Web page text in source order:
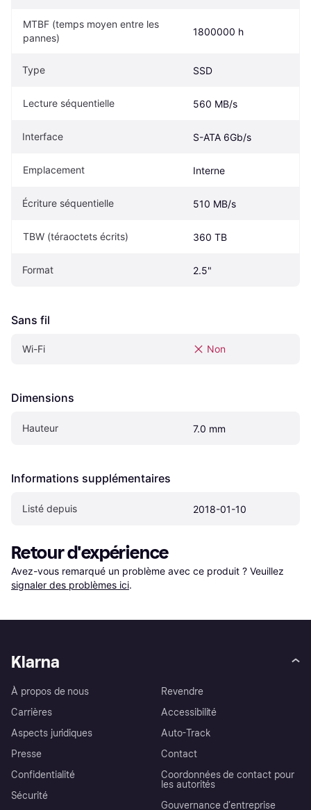
MTBF (temps moyen entre les
pannes)
1800000 h
Type SSD
Lecture séquentielle 560 MB/s
Interface S-ATA 6Gb/s
Emplacement Interne
Écriture séquentielle 510 MB/s
TBW (téraoctets écrits) 360 TB
Format 2.5"
Sans fil
Wi-Fi Non
Dimensions
Hauteur 7.0 mm
Informations supplémentaires
Listé depuis 2018-01-10
Retour d'expérience
Avez-vous remarqué un problème avec ce produit ? Veuillez
signaler des problèmes ici.
Klarna
À propos de nous
Carrières
Aspects juridiques
Presse
Confidentialité
Sécurité
Revendre
Accessibilité
Auto-Track
Contact
Coordonnées de contact pour
les autorités
Gouvernance d’entreprise